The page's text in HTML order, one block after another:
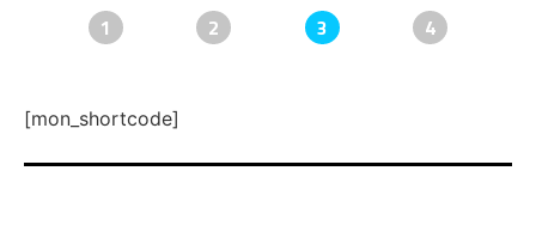
1 2 3 4
[mon_shortcode]